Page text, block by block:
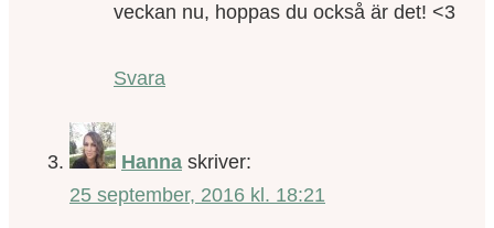
veckan nu, hoppas du också är det! <3
Svara
Hanna skriver:
25 september, 2016 kl. 18:21